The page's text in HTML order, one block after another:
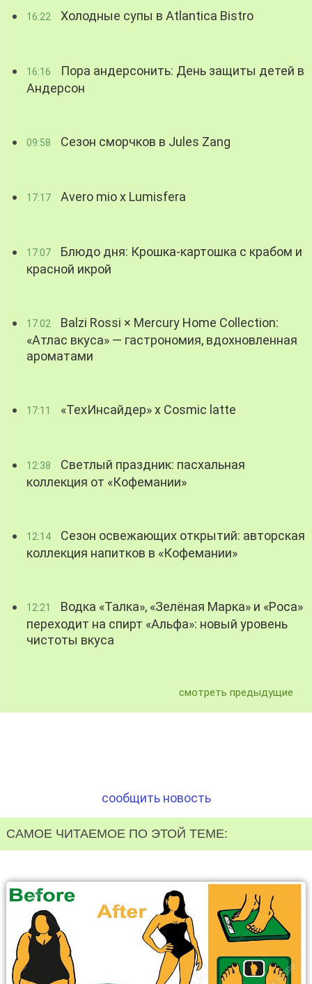
16:22 Холодные супы в Atlantica Bistro
16:16
Пора андерсонить: День защиты детей в
Андерсон
09:58 Сезон сморчков в Jules Zang
17:17 Avero mio x Lumisfera
17:07
Блюдо дня: Крошка-картошка с крабом и
красной икрой
17:02
Balzi Rossi × Mercury Home Collection:
«Атлас вкуса» — гастрономия, вдохновленная
ароматами
17:11 «ТехИнсайдер» х Cosmic latte
12:38
Светлый праздник: пасхальная
коллекция от «Кофемании»
12:14
Сезон освежающих открытий: авторская
коллекция напитков в «Кофемании»
12:21
Водка «Талка», «Зелёная Марка» и «Роса»
переходит на спирт «Альфа»: новый уровень
чистоты вкуса
смотреть предыдущие
сообщить новость
САМОЕ ЧИТАЕМОЕ ПО ЭТОЙ ТЕМЕ: